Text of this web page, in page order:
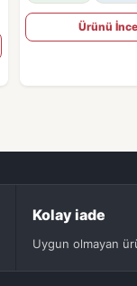
Ürünü
Kolay iade
Uygun olmayan